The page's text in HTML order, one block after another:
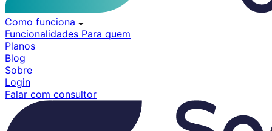
Como funciona
Funcionalidades Para quem
Planos
Blog
Sobre
Login
Falar com consultor